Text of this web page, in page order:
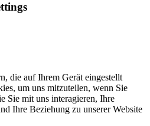
die auf Ihrem Gerät eingestellt
um uns mitzuteilen, wenn Sie
Sie mit uns interagieren, Ihre
Ihre Beziehung zu unserer Website